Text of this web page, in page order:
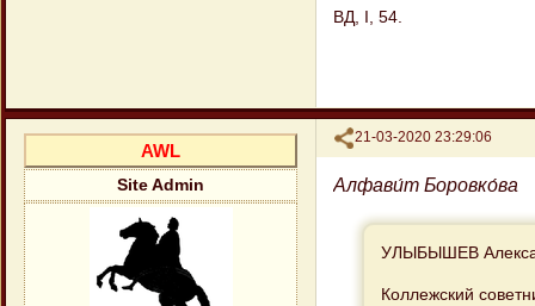
ВД, I, 54.
Поделиться
21-03-2020 23:29:06
AWL
Site Admin Алфави́т Боровко́ва
УЛЫБЫШЕВ
Коллежский